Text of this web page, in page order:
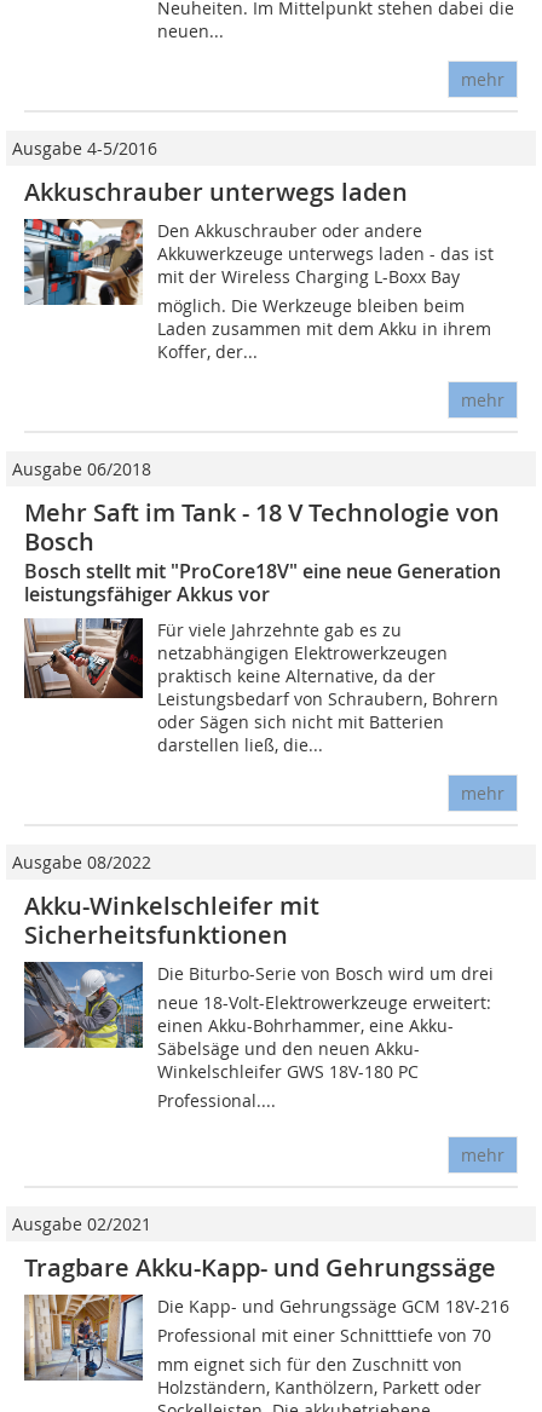
Neuheiten. Im Mittelpunkt stehen dabei die
neuen...
mehr
Ausgabe 4-5/2016
Akkuschrauber unterwegs laden
Den Akkuschrauber oder andere
Akkuwerkzeuge unterwegs laden - das ist
mit der Wireless Charging L-Boxx Bay
möglich. Die Werkzeuge bleiben beim
Laden zusammen mit dem Akku in ihrem
Koffer, der...
mehr
Ausgabe 06/2018
Mehr Saft im Tank - 18 V Technologie von
Bosch
Bosch stellt mit "ProCore18V" eine neue Generation
leistungsfähiger Akkus vor
Für viele Jahrzehnte gab es zu
netzabhängigen Elektrowerkzeugen
praktisch keine Alternative, da der
Leistungsbedarf von Schraubern, Bohrern
oder Sägen sich nicht mit Batterien
darstellen ließ, die...
mehr
Ausgabe 08/2022
Akku-Winkelschleifer mit
Sicherheitsfunktionen
Die Biturbo-Serie von Bosch wird um drei
neue 18-Volt-Elektrowerkzeuge erweitert:
einen Akku-Bohrhammer, eine Akku-
Säbelsäge und den neuen Akku-
Winkelschleifer GWS 18V-180 PC
Professional....
mehr
Ausgabe 02/2021
Tragbare Akku-Kapp- und Gehrungssäge
Die Kapp- und Gehrungssäge GCM 18V-216
Professional mit einer Schnitttiefe von 70
mm eignet sich für den Zuschnitt von
Holzständern, Kanthölzern, Parkett oder